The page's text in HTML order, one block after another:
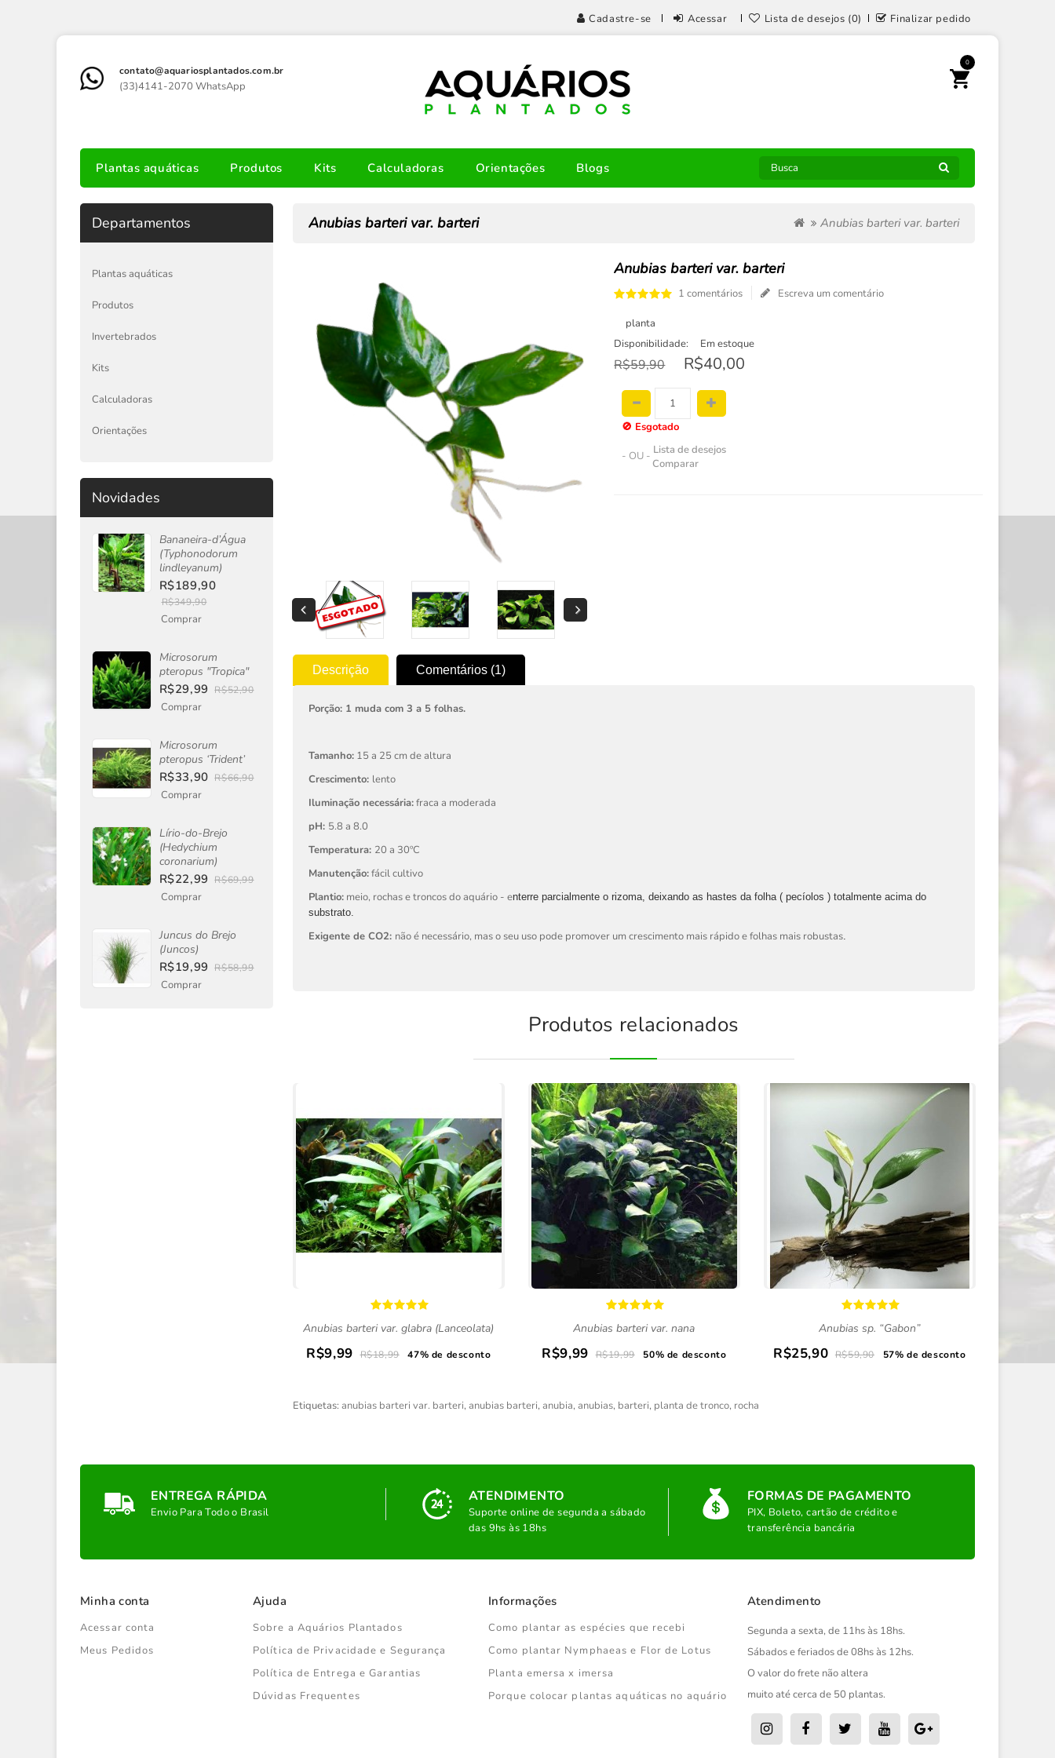
Cadastre-se Acessar Lista de desejos (0) Finalizar pedido
contato@aquariosplantados.com.br
(33)4141-2070 WhatsApp
0
Plantas aquáticas Produtos Kits Calculadoras Orientações Blogs
Departamentos
Plantas aquáticas
Produtos
Invertebrados
Kits
Calculadoras
Orientações
Novidades
Bananeira-d’Água
(Typhonodorum
lindleyanum)
R$189,90
R$349,90
Comprar
Microsorum
pteropus "Tropica"
R$29,99 R$52,90
Comprar
Microsorum
pteropus ‘Trident’
R$33,90 R$66,90
Comprar
Lírio-do-Brejo
(Hedychium
coronarium)
R$22,99 R$69,99
Comprar
Juncus do Brejo
(Juncos)
R$19,99 R$58,99
Comprar
Anubias barteri var. barteri Anubias barteri var. barteri
Anubias barteri var. barteri
1 comentários Escreva um comentário
planta
Disponibilidade:
Em estoque
R$59,90 R$40,00
🚫 Esgotado
- OU - Lista de desejos
Comparar
Descrição Comentários (1)
Porção: 1 muda com 3 a 5 folhas.
Tamanho:15 a 25 cm de altura
Crescimento: lento
Iluminação necessária:fraca a moderada
pH: 5.8 a 8.0
Temperatura: 20 a 30ºC
Manutenção:fácil cultivo
Plantio:meio, rochas e troncos do aquário - enterre parcialmente o rizoma, deixando as hastes da folha ( pecíolos ) totalmente acima do
substrato.
Exigente de CO2: não é necessário, mas o seu uso pode promover um crescimento mais rápido e folhas mais robustas.
Produtos relacionados
Anubias barteri var. glabra (Lanceolata)
R$9,99 R$18,99 47% de desconto
Anubias barteri var. nana
R$9,99 R$19,99 50% de desconto
Anubias sp. “Gabon”
R$25,90 R$59,90 57% de desconto
Etiquetas: anubias barteri var. barteri, anubias barteri, anubia, anubias, barteri, planta de tronco, rocha
ENTREGA RÁPIDA
Envio Para Todo o Brasil
ATENDIMENTO
Suporte online de segunda a sábado
das 9hs às 18hs
FORMAS DE PAGAMENTO
PIX, Boleto, cartão de crédito e
transferência bancária
Minha conta
Acessar conta
Meus Pedidos
Ajuda
Sobre a Aquários Plantados
Política de Privacidade e Segurança
Política de Entrega e Garantias
Dúvidas Frequentes
Informações
Como plantar as espécies que recebi
Como plantar Nymphaeas e Flor de Lotus
Planta emersa x imersa
Porque colocar plantas aquáticas no aquário
Atendimento
Segunda a sexta, de 11hs às 18hs.
Sábados e feriados de 08hs às 12hs.
O valor do frete não altera
muito até cerca de 50 plantas.